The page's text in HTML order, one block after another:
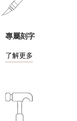
專屬刻字
了解更多